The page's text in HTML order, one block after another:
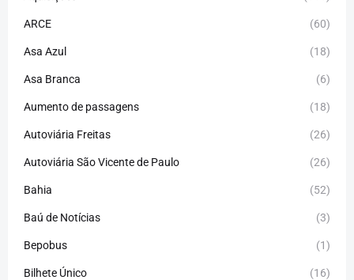
ARCE (60)
Asa Azul (18)
Asa Branca (6)
Aumento de passagens (18)
Autoviária Freitas (26)
Autoviária São Vicente de Paulo (26)
Bahia (52)
Baú de Notícias (3)
Bepobus (1)
Bilhete Único (16)